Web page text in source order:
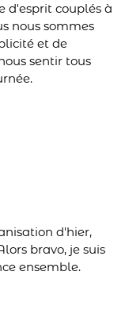
d'esprit couplés à
nous sommes
et de
sentir tous
d'hier,
bravo, je suis
ensemble.